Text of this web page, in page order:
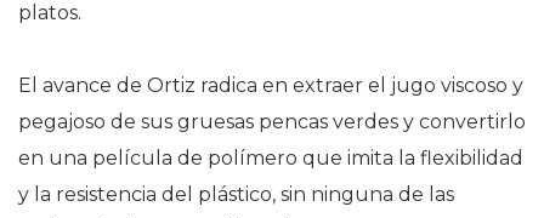
platos.
El avance de Ortiz radica en extraer el jugo viscoso y
pegajoso de sus gruesas pencas verdes y convertirlo
en una película de polímero que imita la flexibilidad
y la resistencia del plástico, sin ninguna de las